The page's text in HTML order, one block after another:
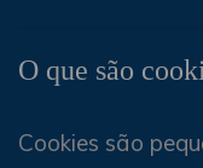
O que são
Cookies são